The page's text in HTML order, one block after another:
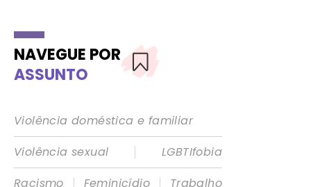
NAVEGUE POR
ASSUNTO
Violência doméstica e familiar
Violência sexual
|
LGBTIfobia
Racismo
Feminicídio Trabalho